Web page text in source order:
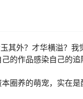
外？才华横溢？我
的作品感染自己的
圈养的萌宠，实在是